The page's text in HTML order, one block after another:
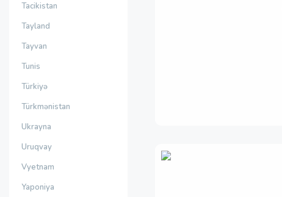
Tacikistan
Tayland
Tayvan
Tunis
Türkiyə
Türkmənistan
Ukrayna
Uruqvay
Vyetnam
Yaponiya